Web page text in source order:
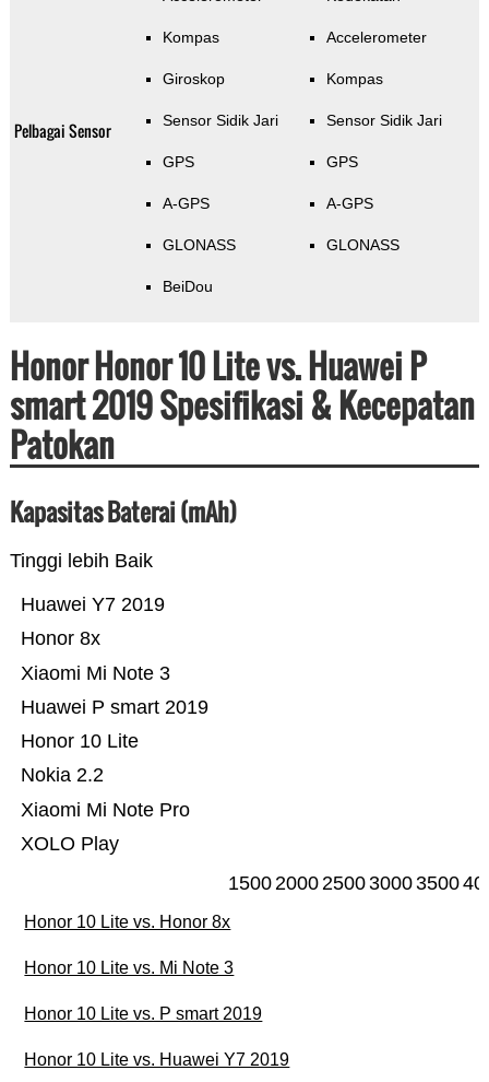
Pelbagai Sensor
Kompas
Giroskop
Sensor Sidik Jari
GPS
A-GPS
GLONASS
BeiDou
Accelerometer
Kompas
Sensor Sidik Jari
GPS
A-GPS
GLONASS
Honor Honor 10 Lite vs. Huawei P
smart 2019 Spesifikasi & Kecepatan
Patokan
Kapasitas Baterai (mAh)
Tinggi lebih Baik
XOLO Play
Xiaomi Mi Note Pro
Nokia 2.2
Honor 10 Lite
Huawei P smart 2019
Xiaomi Mi Note 3
Honor 8x
Huawei Y7 2019
15002000250030003500
Honor 10 Lite vs. Honor 8x
Honor 10 Lite vs. Mi Note 3
Honor 10 Lite vs. P smart 2019
Honor 10 Lite vs. Huawei Y7 2019